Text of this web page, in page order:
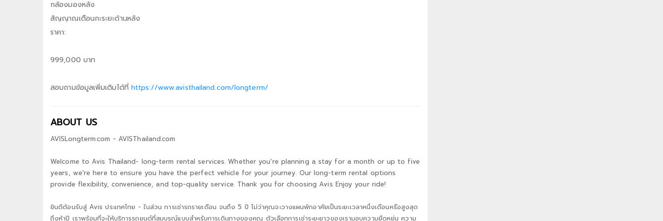
กล้องมองหลัง
สัญญาณเตือนกะระยะด้านหลัง
ราคา:
999,000 บาท
สอบถามข้อมูลเพิ่มเติมได้ที่https://www.avisthailand.com/longterm/
ABOUT US
AVISLongterm.com - AVISThailand.com
Welcome to Avis Thailand- long-term rental services. Whether you're planning a stay for a month or up to five
years, we're here to ensure you have the perfect vehicle for your journey. Our long-term rental options
provide flexibility, convenience, and top-quality service. Thank you for choosing Avis Enjoy your ride!
ยินดีต้อนรับสู่ Avis ประเทศไทย - ในส่วน การเช่ารถรายเดือน จนถึง 5 ปี ไม่ว่าคุณจะวางแผนพักอาศัยเป็นระยะเวลาหนึ่งเดือนหรือสูงสุด
ถึงห้าปี เราพร้อมที่จะให้บริการรถยนต์ที่สมบูรณ์แบบสำหรับการเดินทางของคุณ ตัวเลือกการเช่าระยะยาวของเรามอบความยืดหยุ่น ความ